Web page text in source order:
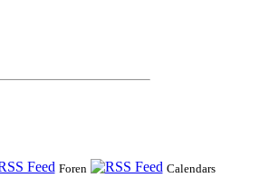
Foren Calendars